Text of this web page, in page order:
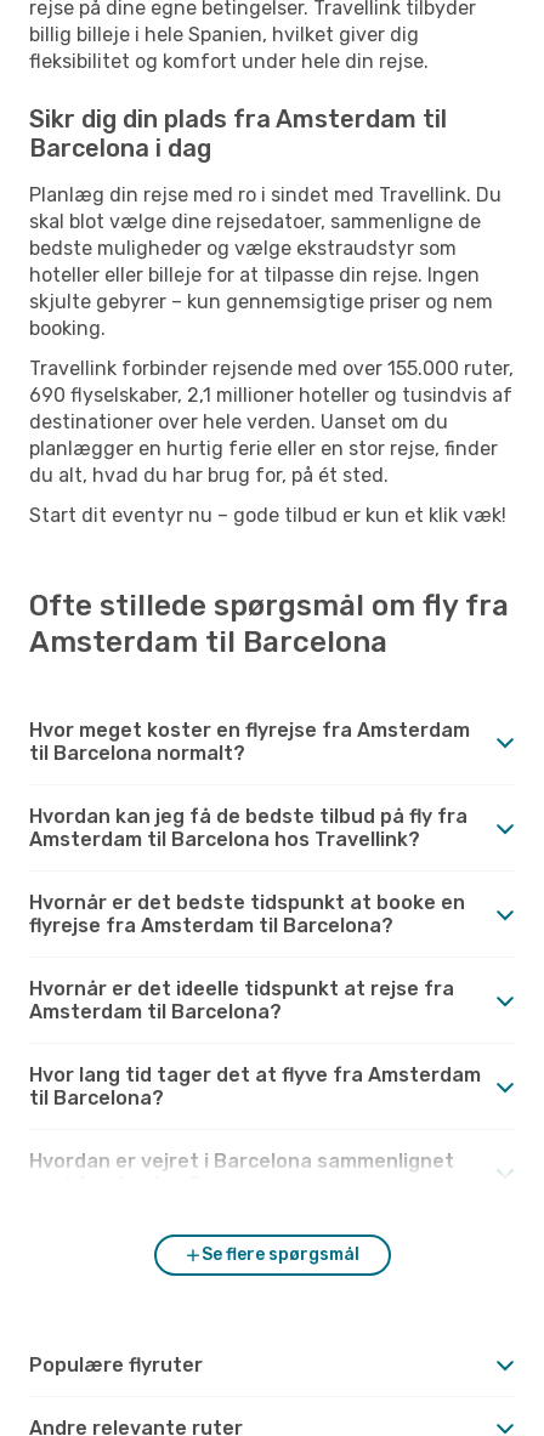
rejse på dine egne betingelser. Travellink tilbyder
billig billeje i hele Spanien, hvilket giver dig
fleksibilitet og komfort under hele din rejse.
Sikr dig din plads fra Amsterdam til
Barcelona i dag
Planlæg din rejse med ro i sindet med Travellink. Du
skal blot vælge dine rejsedatoer, sammenligne de
bedste muligheder og vælge ekstraudstyr som
hoteller eller billeje for at tilpasse din rejse. Ingen
skjulte gebyrer – kun gennemsigtige priser og nem
booking.
Travellink forbinder rejsende med over 155.000 ruter,
690 flyselskaber, 2,1 millioner hoteller og tusindvis af
destinationer over hele verden. Uanset om du
planlægger en hurtig ferie eller en stor rejse, finder
du alt, hvad du har brug for, på ét sted.
Start dit eventyr nu – gode tilbud er kun et klik væk!
Ofte stillede spørgsmål om fly fra
Amsterdam til Barcelona
Hvor meget koster en flyrejse fra Amsterdam
til Barcelona normalt?
Hvordan kan jeg få de bedste tilbud på fly fra
Amsterdam til Barcelona hos Travellink?
Hvornår er det bedste tidspunkt at booke en
flyrejse fra Amsterdam til Barcelona?
Hvornår er det ideelle tidspunkt at rejse fra
Amsterdam til Barcelona?
Hvor lang tid tager det at flyve fra Amsterdam
til Barcelona?
Hvordan er vejret i Barcelona sammenlignet
Se flere spørgsmål
Populære flyruter
Andre relevante ruter